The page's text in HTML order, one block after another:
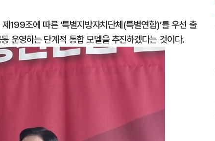
199조에 따른 ‘특별지방자치단체(특별연합)’를 우선 출
운영하는 단계적 통합 모델을 추진하겠다는 것이다.